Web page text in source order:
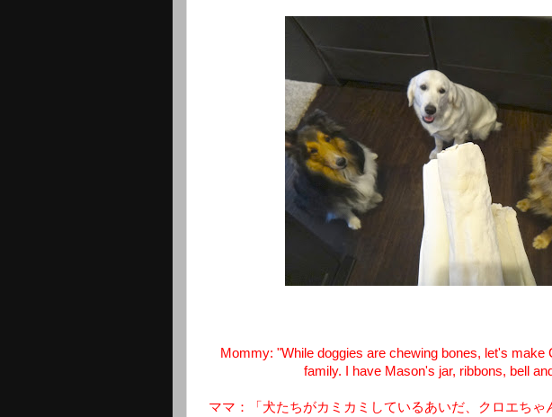
Mommy: "While doggies are chewing bones, let's make
family. I have Mason's jar, ribbons, bell
ママ：「犬たちがカミカミしているあいだ、クロエちゃ